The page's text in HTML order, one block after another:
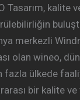
Tasarım, kalite
merkezli
olan wineo,
fazla ülkede
bir kalite ve